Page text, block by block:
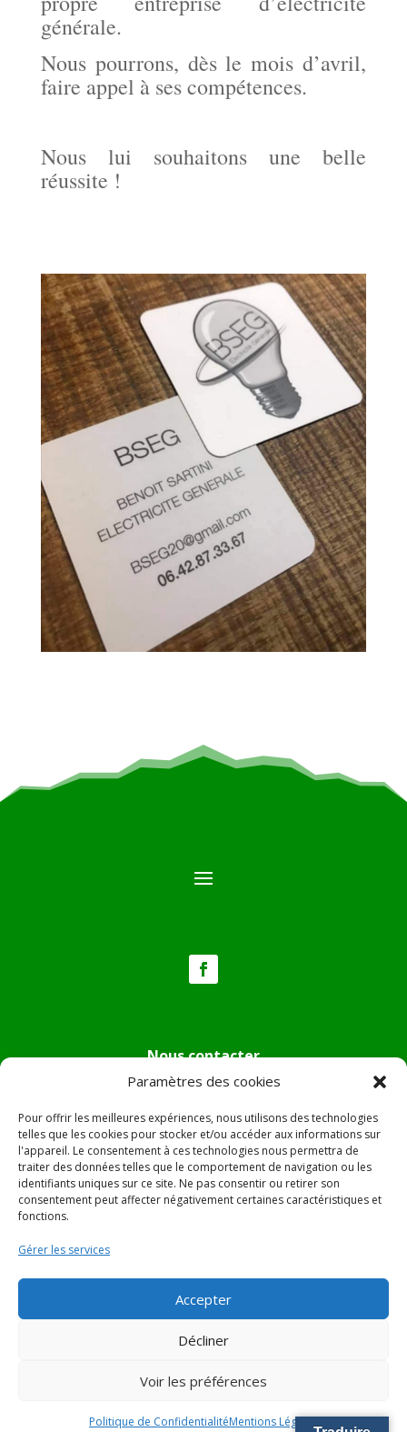
Paramètres des cookies
Pour offrir les meilleures expériences, nous utilisons des technologies
telles que les cookies pour stocker et/ou accéder aux informations sur
l'appareil. Le consentement à ces technologies nous permettra de
traiter des données telles que le comportement de navigation ou les
identifiants uniques sur ce site. Ne pas consentir ou retirer son
consentement peut affecter négativement certaines caractéristiques et
fonctions.
Gérer les services
Accepter
Décliner
Voir les préférences
Politique de ConfidentialitéMentions Légales
générale.
Nous pourrons, dès le mois d’avril,
faire appel à ses compétences.
Nous lui souhaitons une belle
réussite !
Nous contacter
Tél :04.95.36.24.02
Mail:
mairie.pietradiverde@wanadoo.fr
Adresse :Hôtel de ville de Pietra di Verde
Le village
20230 Pietra di Verde
© 2022 Mairie de Pietra Di Verde – Réalisation